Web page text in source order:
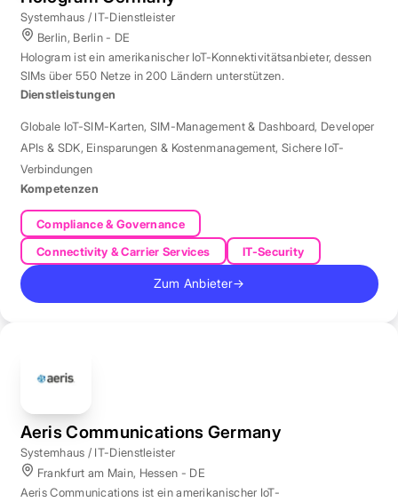
Systemhaus / IT-Dienstleister
Berlin, Berlin - DE
Hologram ist ein amerikanischer IoT-Konnektivitätsanbieter, dessen
SIMs über 550 Netze in 200 Ländern unterstützen.
Dienstleistungen
Globale IoT-SIM-Karten, SIM-Management & Dashboard, Developer
APIs & SDK, Einsparungen & Kostenmanagement, Sichere IoT-
Verbindungen
Kompetenzen
Compliance & Governance
Connectivity & Carrier Services
IT-Security
Zum Anbieter→
Aeris Communications Germany
Systemhaus / IT-Dienstleister
Frankfurt am Main, Hessen - DE
Aeris Communications ist ein amerikanischer IoT-